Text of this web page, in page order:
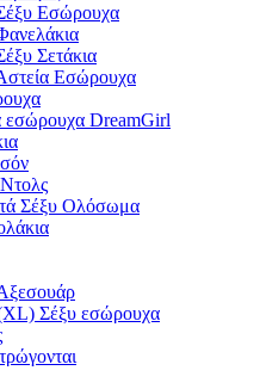
Εσώρουχα
Σετάκια
Εσώρουχα
εσώρουχα DreamGirl
Σέξυ Ολόσωμα
Σέξυ εσώρουχα